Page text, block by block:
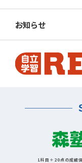
お知らせ
1科目＋20点の成績